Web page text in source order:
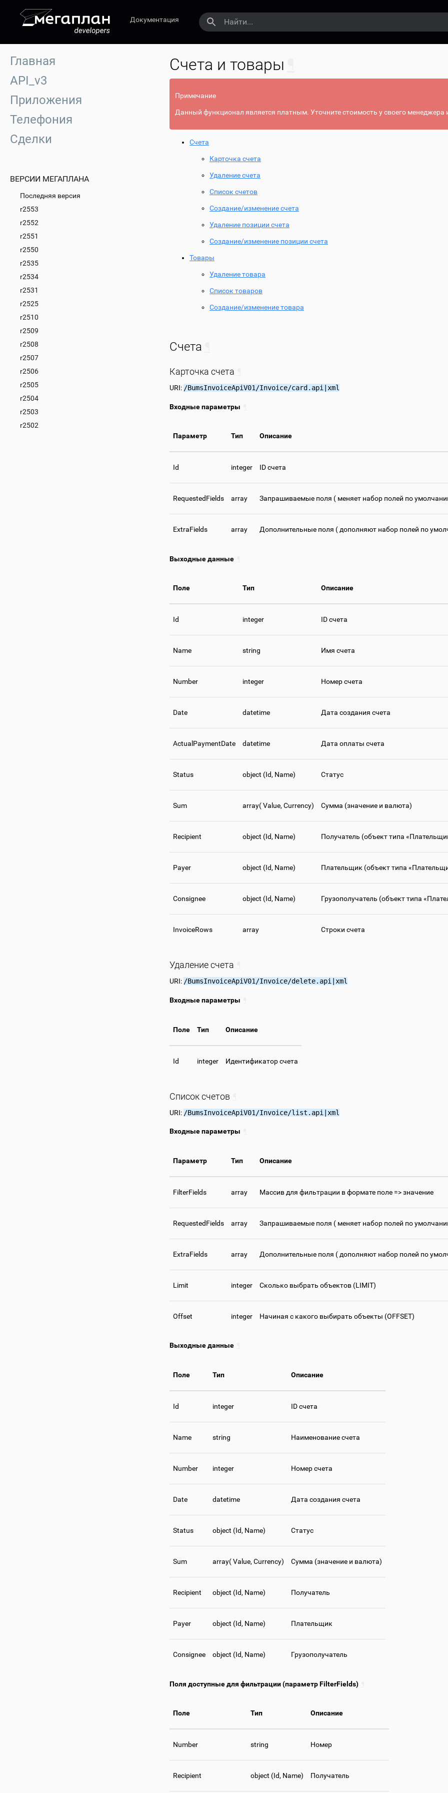
Документация
Главная
API_v3
Приложения
Телефония
Сделки
ВЕРСИИ МЕГАПЛАНА
Последняя версия
r2553
r2552
r2551
r2550
r2535
r2534
r2531
r2525
r2510
r2509
r2508
r2507
r2506
r2505
r2504
r2503
r2502
Счета и товары
Примечание
Данный функционал является платным. Уточните стоимость у своего менеджера
Счета
Карточка счета
Удаление счета
Список счетов
Создание/изменение счета
Удаление позиции счета
Создание/изменение позиции счета
Товары
Удаление товара
Список товаров
Создание/изменение товара
Счета
Карточка счета
URI: /BumsInvoiceApiV01/Invoice/card.api|xml
Входные параметры
Параметр Тип Описание
Id integer ID счета
RequestedFields array Запрашиваемые поля ( меняет набор полей по
ExtraFields array Дополнительные поля ( дополняют набор полей по
Выходные данные
Поле Тип Описание
Id integer ID счета
Name string Имя счета
Number integer Номер счета
Date datetime Дата создания счета
ActualPaymentDate datetime Дата оплаты счета
Status object (Id, Name) Статус
Sum array( Value, Currency) Сумма (значение и валюта)
Recipient object (Id, Name) Получатель (объект типа
Payer object (Id, Name) Плательщик (объект типа
Consignee object (Id, Name) Грузополучатель (объект типа
InvoiceRows array Строки счета
Удаление счета
URI: /BumsInvoiceApiV01/Invoice/delete.api|xml
Входные параметры
Поле Тип Описание
Id integer Идентификатор счета
Список счетов
URI: /BumsInvoiceApiV01/Invoice/list.api|xml
Входные параметры
Параметр Тип Описание
FilterFields array Массив для фильтрации в формате поле => значение
RequestedFields array Запрашиваемые поля ( меняет набор полей по
ExtraFields array Дополнительные поля ( дополняют набор полей по
Limit integer Сколько выбрать объектов (LIMIT)
Offset integer Начиная с какого выбирать объекты (OFFSET)
Выходные данные
Поле Тип Описание
Id integer ID счета
Name string Наименование счета
Number integer Номер счета
Date datetime Дата создания счета
Status object (Id, Name) Статус
Sum array( Value, Currency) Сумма (значение и валюта)
Recipient object (Id, Name) Получатель
Payer object (Id, Name) Плательщик
Consignee object (Id, Name) Грузополучатель
Поля доступные для фильтрации (параметр FilterFields)
Поле Тип Описание
Number string Номер
Recipient object (Id, Name) Получатель